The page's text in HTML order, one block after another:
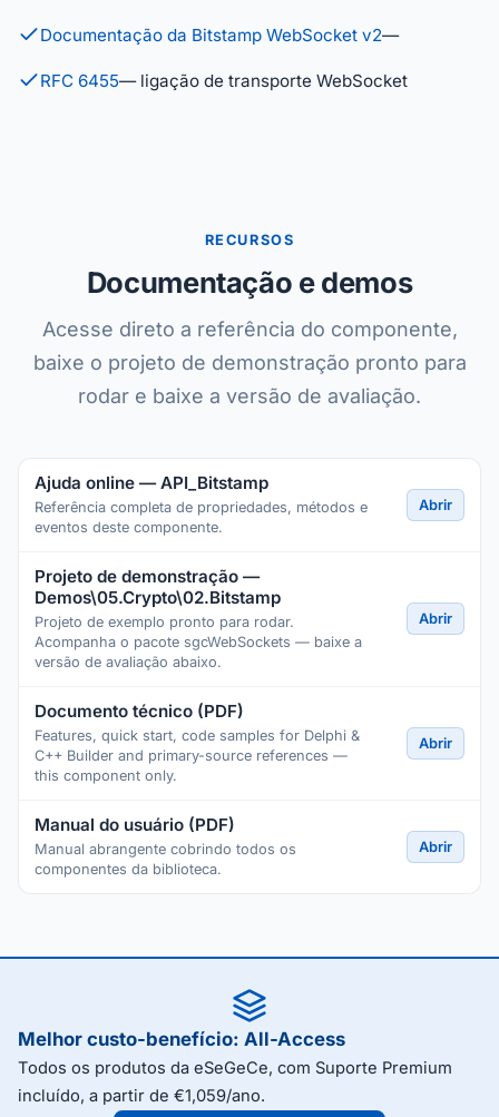
Documentação da Bitstamp WebSocket v2—
RFC 6455— ligação de transporte WebSocket
RECURSOS
Documentação e demos
Acesse direto a referência do componente,
baixe o projeto de demonstração pronto para
rodar e baixe a versão de avaliação.
Ajuda online — API_Bitstamp
Referência completa de propriedades, métodos e
eventos deste componente.
Abrir
Projeto de demonstração —
Demos\05.Crypto\02.Bitstamp
Projeto de exemplo pronto para rodar.
Acompanha o pacote sgcWebSockets — baixe a
versão de avaliação abaixo.
Abrir
Documento técnico (PDF)
Features, quick start, code samples for Delphi &
C++ Builder and primary-source references —
this component only.
Abrir
Manual do usuário (PDF)
Manual abrangente cobrindo todos os
componentes da biblioteca.
Abrir
Melhor custo-benefício: All-Access
Todos os produtos da eSeGeCe, com Suporte Premium
incluído, a partir de €1,059/ano.